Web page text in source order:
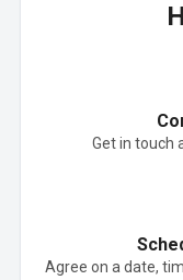
Get in touch
Agree on a date,